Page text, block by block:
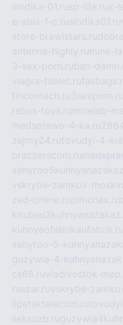
sindika-01.rusp-life.rux-
e-abis-1-c.rusindika01.ru
store-brawlstars.ru
antenna-highly.ru mine-
3-sex-porn.ruban-
viagra-tablet.ru
fincontech.ru3sexporn.ru
rebus-toys.ru minelab-
medsprawo-4-ka.ru
zajmy24.rutovudyi-4-
brazzerscom.ru
vskrytie-zamkov-
zed-online.rupimchax.ru
kuhnyaofabrikaufabrik.ru
xehyroo-5-
guzywia-4-
cs68.ruvladivostok-
raszar.ruvskrytie-
lipetsktelecom.ru
seksuzb.ru